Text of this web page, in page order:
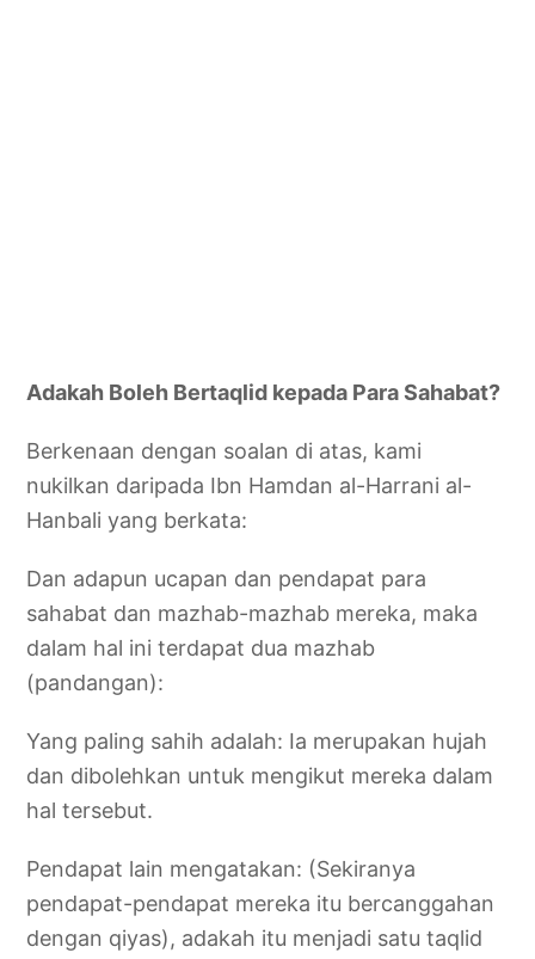
Adakah Boleh Bertaqlid kepada Para Sahabat?
Berkenaan dengan soalan di atas, kami
nukilkan daripada Ibn Hamdan al-Harrani al-
Hanbali yang berkata:
Dan adapun ucapan dan pendapat para
sahabat dan mazhab-mazhab mereka, maka
dalam hal ini terdapat dua mazhab
(pandangan):
Yang paling sahih adalah: Ia merupakan hujah
dan dibolehkan untuk mengikut mereka dalam
hal tersebut.
Pendapat lain mengatakan: (Sekiranya
pendapat-pendapat mereka itu bercanggahan
dengan qiyas), adakah itu menjadi satu taqlid